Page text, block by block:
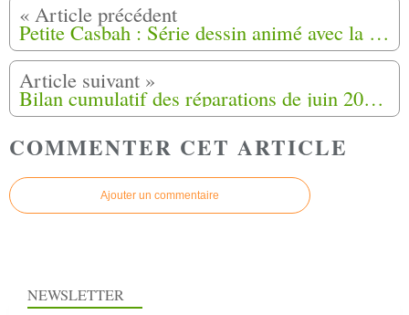
Petite Casbah : Série dessin animé avec la guerre d’Algérie en toile de fond
Bilan cumulatif des réparations de juin 2022 au 24 octobre 2024
COMMENTER CET ARTICLE
Ajouter un commentaire
NEWSLETTER